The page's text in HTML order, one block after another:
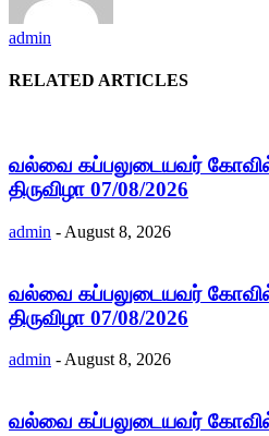
admin
RELATED ARTICLES
வல்வை கப்பலுடையவர்
திருவிழா 07/08/2026
admin - August 8, 2026
வல்வை கப்பலுடையவர்
திருவிழா 07/08/2026
admin - August 8, 2026
வல்வை கப்பலுடையவர்